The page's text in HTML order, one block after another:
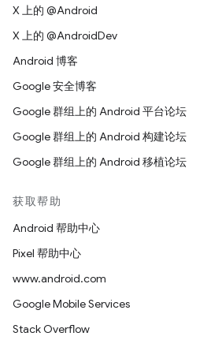
X 上的 @Android
X 上的 @AndroidDev
Android 博客
Google 安全博客
Google 群组上的 Android 平台论坛
Google 群组上的 Android 构建论坛
Google 群组上的 Android 移植论坛
获取帮助
Android 帮助中心
Pixel 帮助中心
www.android.com
Google Mobile Services
Stack Overflow